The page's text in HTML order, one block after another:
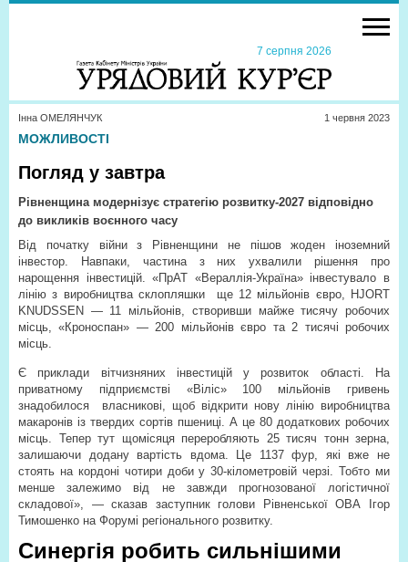
7 серпня 2026
Інна ОМЕЛЯНЧУК 1 червня 2023
МОЖЛИВОСТІ
Погляд у завтра
Рівненщина модернізує стратегію розвитку-2027 відповідно
до викликів воєнного часу
Від початку війни з Рівненщини не пішов жоден іноземний
інвестор. Навпаки, частина з них ухвалили рішення про
нарощення інвестицій. «ПрАТ «Вераллія-Україна» інвестувало в
лінію з виробництва склопляшки
ще 12 мільйонів євро, HJORT
KNUDSSEN — 11 мільйонів, створивши майже тисячу робочих
місць, «Кроноспан» — 200 мільйонів євро та 2 тисячі робочих
місць.
Є приклади вітчизняних інвестицій у розвиток області. На
приватному підприємстві «Віліс» 100 мільйонів гривень
знадобилося
власникові, щоб відкрити нову лінію виробництва
макаронів із твердих сортів пшениці. А це 80 додаткових робочих
місць. Тепер тут щомісяця переробляють 25 тисяч тонн зерна,
залишаючи додану вартість вдома. Це 1137 фур, які вже не
стоять на кордоні чотири доби у 30-кілометровій черзі. Тобто ми
менше залежимо від не завжди прогнозованої логістичної
складової», — сказав заступник голови Рівненської ОВА Ігор
Тимошенко на Форумі регіонального розвитку.
Синергія робить сильнішими